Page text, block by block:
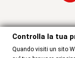
Controlla la tua
Controlla la tua
Quando visiti un sito